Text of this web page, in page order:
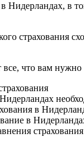
Нидерландах, в
страхования
все, что вам
в
в